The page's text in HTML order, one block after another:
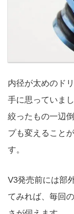
内径が太めのド
手に思っていま
絞ったもの一辺
プも変えること
す。
V3発売前には部
てみれば、毎回